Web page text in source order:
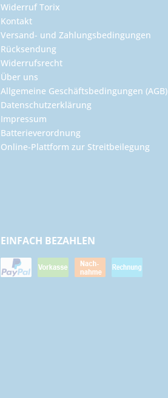
Widerruf Torix
Kontakt
Versand- und Zahlungsbedingungen
Rücksendung
Widerrufsrecht
Über uns
Allgemeine Geschäftsbedingungen (AGB)
Datenschutzerklärung
Impressum
Batterieverordnung
Online-Plattform zur Streitbeilegung
EINFACH BEZAHLEN